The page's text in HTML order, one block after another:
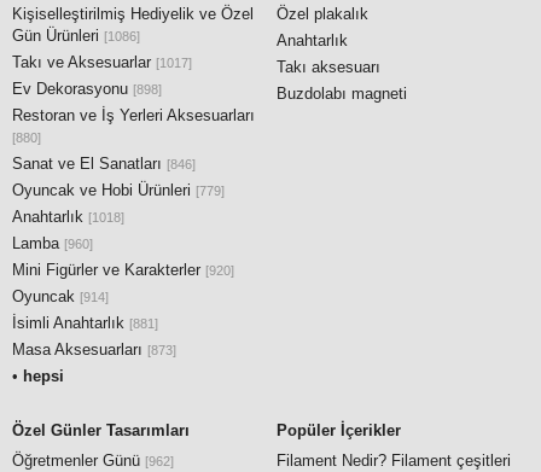
Kişiselleştirilmiş Hediyelik ve Özel
Gün Ürünleri [1086]
Takı ve Aksesuarlar [1017]
Ev Dekorasyonu [898]
Restoran ve İş Yerleri Aksesuarları
[880]
Sanat ve El Sanatları [846]
Oyuncak ve Hobi Ürünleri [779]
Anahtarlık [1018]
Lamba [960]
Mini Figürler ve Karakterler [920]
Oyuncak [914]
İsimli Anahtarlık [881]
Masa Aksesuarları [873]
• hepsi
Özel plakalık
Anahtarlık
Takı aksesuarı
Buzdolabı magneti
Özel Günler Tasarımları
Öğretmenler Günü [962]
Popüler İçerikler
Filament Nedir? Filament çeşitleri